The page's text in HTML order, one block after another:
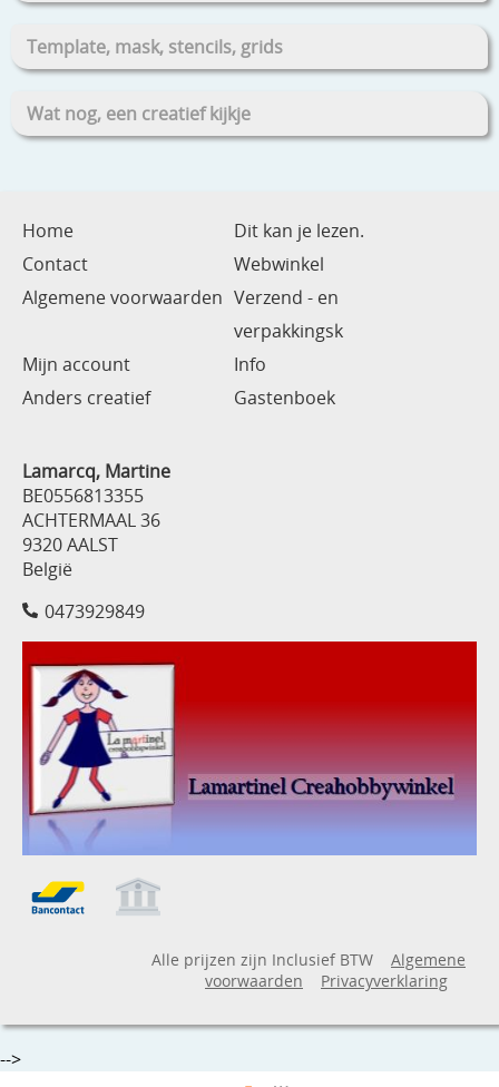
Template, mask, stencils, grids
Wat nog, een creatief kijkje
Home
Dit kan je lezen.
Contact
Webwinkel
Algemene voorwaarden Verzend - en
verpakkingsk
Mijn account
Info
Anders creatief
Gastenboek
Lamarcq, Martine
BE0556813355
ACHTERMAAL 36
9320 AALST
België
0473929849
Alle prijzen zijn Inclusief BTW
Algemene
voorwaarden
Privacyverklaring
-->